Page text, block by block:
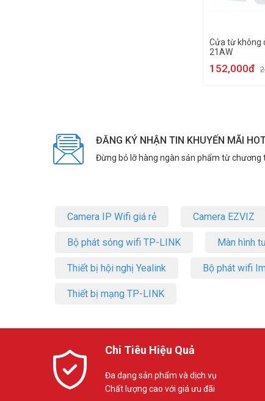
Cửa từ không
21AW
152,000đ
ĐĂNG KÝ NHẬN TIN KHUYẾN MÃI
Đừng bỏ lỡ hàng ngàn sản phẩm từ chương
Camera IP Wifi giá rẻ Camera EZVIZ
Bộ phát sóng wifi TP-LINK Màn hình
Thiết bị hội nghị Yealink Bộ phát wifi
Thiết bị mạng TP-LINK
Chi Tiêu Hiệu Quả
Đa dạng sản phẩm và dịch vụ
Chất lượng cao với giá ưu đãi